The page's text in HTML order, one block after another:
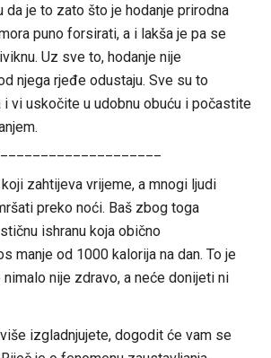
da je to zato što je hodanje prirodna
puno forsirati, a i lakša je pa se
Uz sve to, hodanje nije
njega rjeđe odustaju. Sve su to
vi uskočite u udobnu obuću i počastite
zahtijeva vrijeme, a mnogi ljudi
preko noći. Baš zbog toga
ishranu koja obično
manje od 1000 kalorija na dan. To je
nije zdravo, a neće donijeti ni
izgladnjujete, dogodit će vam se